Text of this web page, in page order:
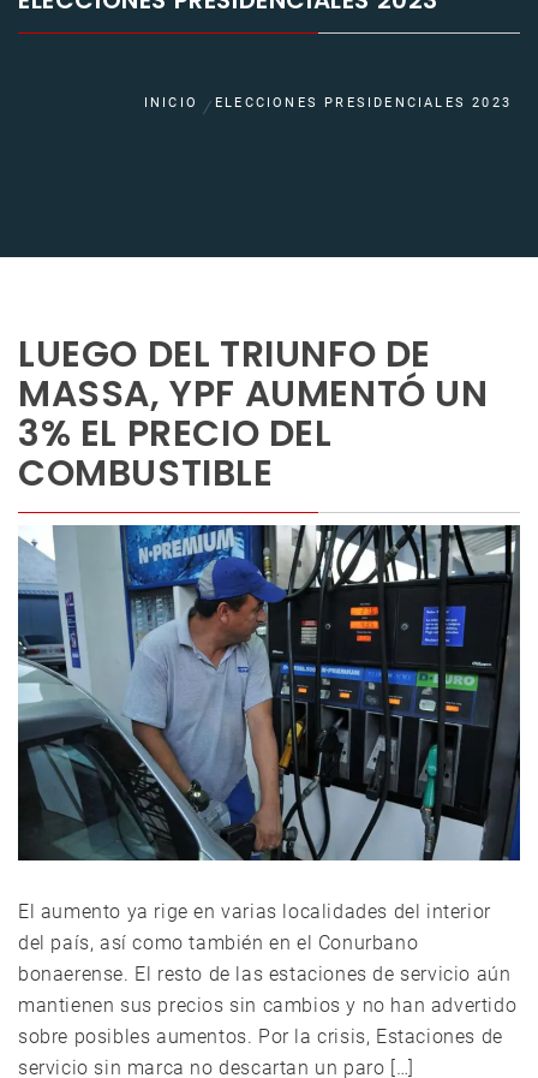
INICIO ELECCIONES PRESIDENCIALES 2023
LUEGO DEL TRIUNFO DE
MASSA, YPF AUMENTÓ UN
3% EL PRECIO DEL
COMBUSTIBLE
El aumento ya rige en varias localidades del interior
del país, así como también en el Conurbano
bonaerense. El resto de las estaciones de servicio aún
mantienen sus precios sin cambios y no han advertido
sobre posibles aumentos. Por la crisis, Estaciones de
servicio sin marca no descartan un paro […]